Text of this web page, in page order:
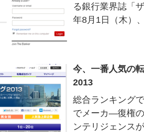
る銀行業界誌「
年8月1日（木）
今、一番人気の
2013
総合ランキング
でメーカ―復権
ンテリジェンス